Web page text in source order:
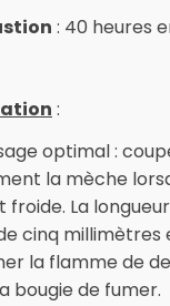
: 40 heures
:
optimal :
la mèche
froide. La
cinq millimètres
la flamme de
bougie de fumer.